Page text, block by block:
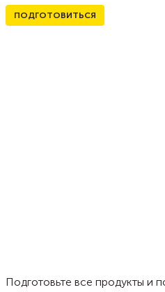
ПОДГОТОВИТЬСЯ
Подготовьте все продукты и